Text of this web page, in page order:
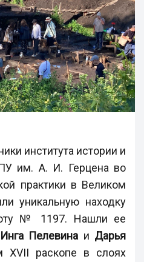
института истории и
им. А. И. Герцена во
практики в Великом
уникальную находку
№ 1197. Нашли ее
Инга Пелевина и Дарья
XVII раскопе в слоях